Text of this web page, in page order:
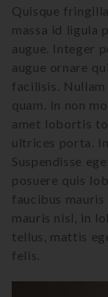
Quisque
massa id ligula
augue. Integer
augue ornare
facilisis.
quam. In non
amet lobortis
ultrices porta.
Suspendisse
posuere quis
faucibus
mauris nisl, in
tellus, mattis
felis.